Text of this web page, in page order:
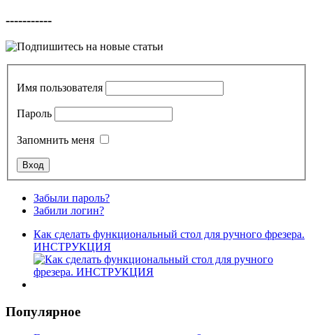
-----------
Имя пользователя
Пароль
Запомнить меня
Забыли пароль?
Забили логин?
Как сделать функциональный стол для ручного фрезера.
ИНСТРУКЦИЯ
Популярное